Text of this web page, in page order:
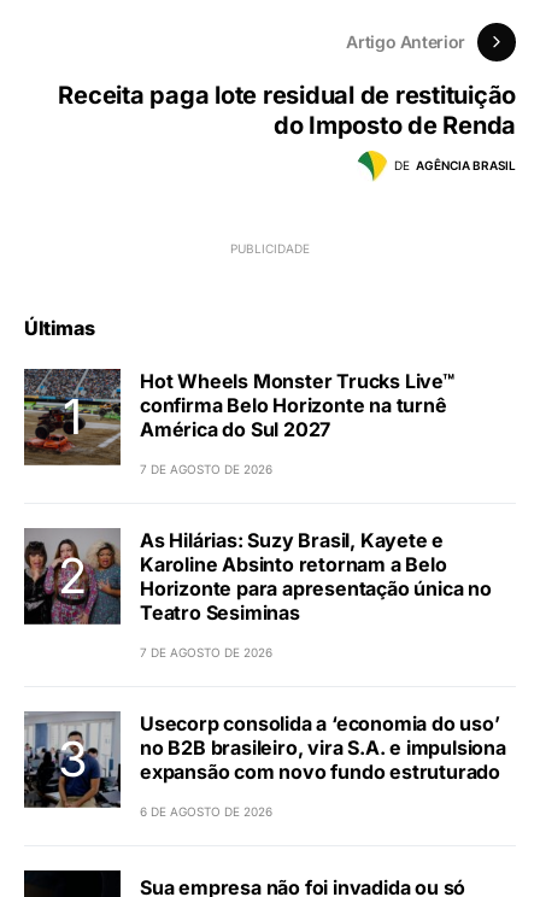
Artigo Anterior
Receita paga lote residual de restituição
do Imposto de Renda
DE AGÊNCIA BRASIL
Últimas
Hot Wheels Monster Trucks Live™
confirma Belo Horizonte na turnê
América do Sul 2027
7 DE AGOSTO DE 2026
As Hilárias: Suzy Brasil, Kayete e
Karoline Absinto retornam a Belo
Horizonte para apresentação única no
Teatro Sesiminas
7 DE AGOSTO DE 2026
Usecorp consolida a ‘economia do uso’
no B2B brasileiro, vira S.A. e impulsiona
expansão com novo fundo estruturado
6 DE AGOSTO DE 2026
Sua empresa não foi invadida ou só